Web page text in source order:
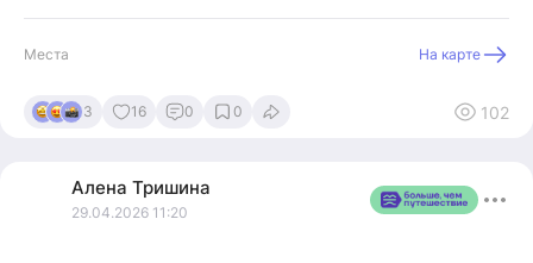
Можно поближе познакомиться с милейшими попугаями и
совершенно за символическую цену напоить их молоком
по вам, словно по пешеходной тропинке 😍
Места На карте
3 16 0 0 102
Алена Тришина
29.04.2026 11:20